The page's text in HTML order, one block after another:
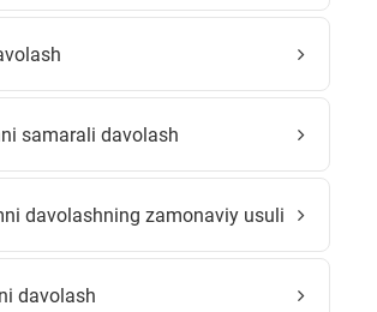
samarali davolash
davolashning zamonaviy usuli
davolash